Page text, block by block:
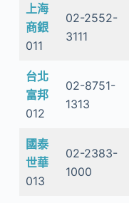
上海
商銀
011
02-2552-
3111
台北
富邦
012
02-8751-
1313
國泰
世華
013
02-2383-
1000